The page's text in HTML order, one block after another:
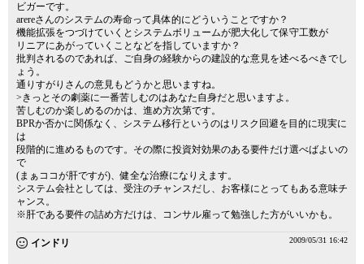
ビガーです。
arereさんのシステムの寿命って具体的にどういうことですか？
機能拡張をつづけていくとシステムボリュームが肥大化して保守工数が
リニアにあがっていくことなどを指していますか？
批判されるのであれば、ご自身の経験からの建設的な意見を述べるべきでし
ょう。
通りすがりさんの意見もどうかと思いますね。
>きっとその劇薬に一番苦しむのはあなた自身だと思いますよ。
苦しむのか楽しめるのかは、進め方次第です。
BPRか否かに関係なく、システム移行というのはリスク回避を目的に現実に
は
段階的に進めるものです。その際に投資対効果のある要件だけ選べばよいの
で
(まぁココが肝ですが)、健全な治療になりえます。
システム会社としては、受注のチャンスだし、お客様にとってもある意味チ
ャンス。
※肝である要件の詰め方だけは、コンサル雇って勉強した方がいいかも。
インドリ 2009/05/31 16:42